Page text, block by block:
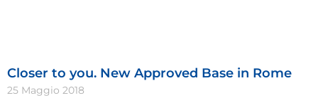
Closer to you. New Approved Base in Rome
25 Maggio 2018